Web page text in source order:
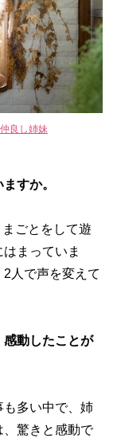
良し姉妹
すか。
ごとをして遊
まっていま
人で声を変えて
動したことが
も多い中で、姉
、驚きと感動で